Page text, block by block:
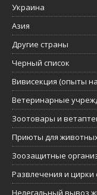
Украина
Азия
Другие страны
Черный список
Вивисекция (опыты
Ветеринарные
Зоотовары и
Приюты для
Зоозащитные
Развлечения и
Нелегальный вывоз